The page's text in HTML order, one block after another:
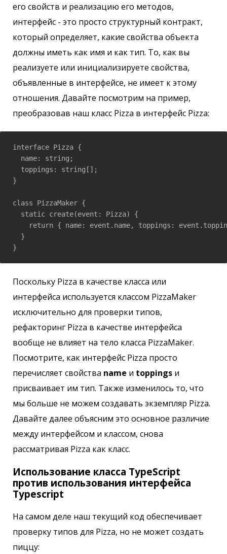
его свойств и реализацию его методов,
интерфейс - это просто структурный контракт,
который определяет, какие свойства объекта
должны иметь как имя и как тип. То, как вы
реализуете или инициализируете свойства,
объявленные в интерфейсе, не имеет к этому
отношения. Давайте посмотрим на пример,
преобразовав наш класс Pizza в интерфейс Pizza:
interface Pizza {
  name: string;
  toppings: string[];
}
class PizzaMaker {
  static create(event: Pizza) {
return { name: event.name, toppings:
  }
Поскольку Pizza в качестве класса или
интерфейса используется классом PizzaMaker
исключительно для проверки типов,
рефакторинг Pizza в качестве интерфейса
вообще не влияет на тело класса PizzaMaker.
Посмотрите, как интерфейс Pizza просто
перечисляет свойства name и toppings и
присваивает им тип. Также изменилось то, что
мы больше не можем создавать экземпляр Pizza.
Давайте далее объясним это основное различие
между интерфейсом и классом, снова
рассматривая Pizza как класс.
Использование класса TypeScript
против использования интерфейса
Typescript
На самом деле наш текущий код обеспечивает
проверку типов для Pizza, но не может создать
пиццу: